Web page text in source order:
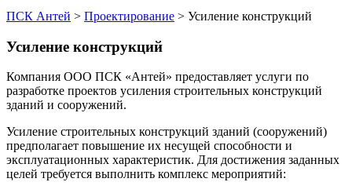
ПСК Антей > Проектирование > Усиление конструкций
Усиление конструкций
Компания ООО ПСК «Антей» предоставляет услуги по
разработке проектов усиления строительных конструкций
зданий и сооружений.
Усиление строительных конструкций зданий (сооружений)
предполагает повышение их несущей способности и
эксплуатационных характеристик. Для достижения заданных
целей требуется выполнить комплекс мероприятий: